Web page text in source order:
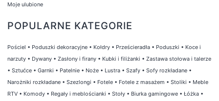
Moje ulubione
POPULARNE KATEGORIE
Pościel • Poduszki dekoracyjne • Kołdry • Prześcieradła • Poduszki • Koce i
narzuty • Dywany • Zasłony i firany • Kubki i filiżanki • Zastawa stołowa i talerze
• Sztućce • Garnki • Patelnie • Noże • Lustra • Szafy • Sofy rozkładane •
Narożniki rozkładane • Szezlongi • Fotele • Fotele z masażem • Stoliki • Meble
RTV • Komody • Regały i meblościanki • Stoły • Biurka gamingowe • Łóżka •